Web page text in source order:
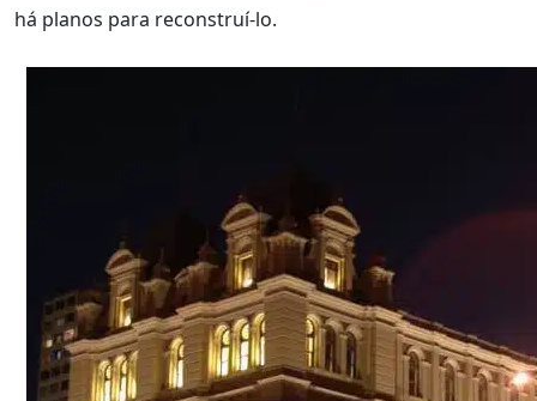
há planos para reconstruí-lo.